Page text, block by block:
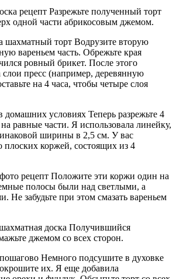
Разрежьте полученный торт
одной части абрикосовым джемом.
Водрузите вторую
вареньем часть. Обрежьте края
ровный брикет. После этого
слои пресс (например, деревянную
на 4 часа, чтобы четыре слоя
Теперь разрежьте 4
равные части. Я использовала линейку,
ширины в 2,5 см. У вас
плоских коржей, состоящих из 4
Положите эти коржи один на
полосы были над светлыми, а
Не забудьте при этом смазать вареньем
Получившийся
джемом со всех сторон.
Немного подсушите в духовке
их. Я еще добавила